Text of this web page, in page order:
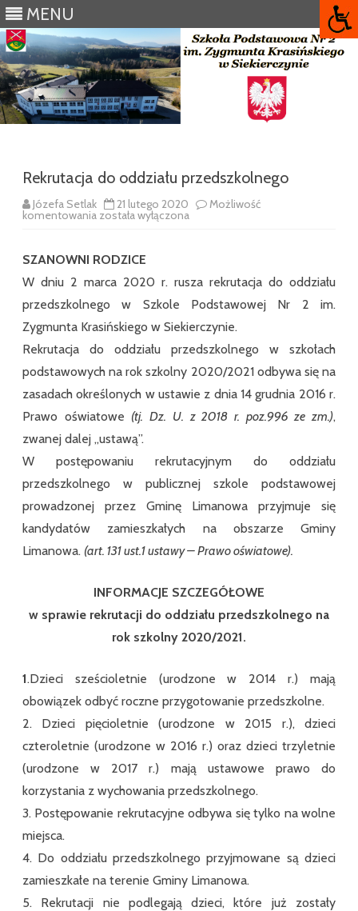
MENU
Rekrutacja do oddziału przedszkolnego
Józefa Setlak 21 lutego 2020 Możliwość
komentowania Rekrutacja
została wyłączona
SZANOWNI RODZICE
W dniu 2 marca 2020 r. rusza rekrutacja do oddziału
przedszkolnego w Szkole Podstawowej Nr 2 im.
Zygmunta Krasińskiego w Siekierczynie.
Rekrutacja do oddziału przedszkolnego w szkołach
podstawowych na rok szkolny 2020/2021 odbywa się na
zasadach określonych w ustawie z dnia 14 grudnia 2016 r.
Prawo oświatowe (tj. Dz. U. z 2018 r. poz.996 ze zm.),
zwanej dalej „ustawą”.
W postępowaniu rekrutacyjnym do oddziału
przedszkolnego w publicznej szkole podstawowej
prowadzonej przez Gminę Limanowa przyjmuje się
kandydatów zamieszkałych na obszarze Gminy
Limanowa. (art. 131 ust.1 ustawy – Prawo oświatowe).
INFORMACJE SZCZEGÓŁOWE
w sprawie rekrutacji do oddziału przedszkolnego na
rok szkolny 2020/2021.
1.Dzieci sześcioletnie (urodzone w 2014 r.) mają
obowiązek odbyć roczne przygotowanie przedszkolne.
2. Dzieci pięcioletnie (urodzone w 2015 r.), dzieci
czteroletnie (urodzone w 2016 r.) oraz dzieci trzyletnie
(urodzone w 2017 r.) mają ustawowe prawo do
korzystania z wychowania przedszkolnego.
3. Postępowanie rekrutacyjne odbywa się tylko na wolne
miejsca.
4. Do oddziału przedszkolnego przyjmowane są dzieci
zamieszkałe na terenie Gminy Limanowa.
5. Rekrutacji nie podlegają dzieci, które już zostały